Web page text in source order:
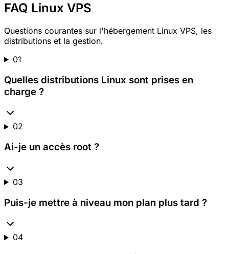
FAQ Linux VPS
Questions courantes sur l'hébergement Linux VPS, les
distributions et la gestion.
01
Quelles distributions Linux sont prises en
charge ?
02
Ai-je un accès root ?
03
Puis-je mettre à niveau mon plan plus tard ?
04